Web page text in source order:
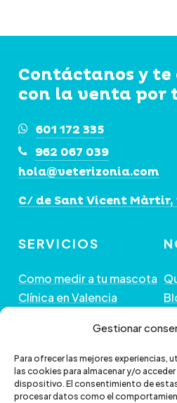
Gestionar
Para ofrecer las mejores
las cookies para almacenar y/o
dispositivo. El consentimiento de
procesar datos como el
se
elegir
en
la
página
de
hasta
Contáctanos y te
con la venta por
601 172 335
962 067 039
hola@veterizonia.com
C/ de Sant Vicent Màrtir,
SERVICIOS
Como medir a tu mascota
Clínica en Valencia
GUÍA DE COMPRA
Preguntas frecuentes
+